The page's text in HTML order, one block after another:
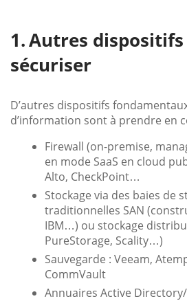
Autres dispositifs
sécuriser
D’autres dispositifs
d’information sont à prendre en
Firewall (on-premise,
en mode SaaS en cloud
Alto, CheckPoint…
Stockage via des baies de
traditionnelles SAN
IBM…) ou stockage
PureStorage, Scality…)
Sauvegarde : Veeam,
CommVault
Annuaires Active